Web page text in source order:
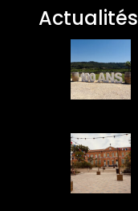
Actualités